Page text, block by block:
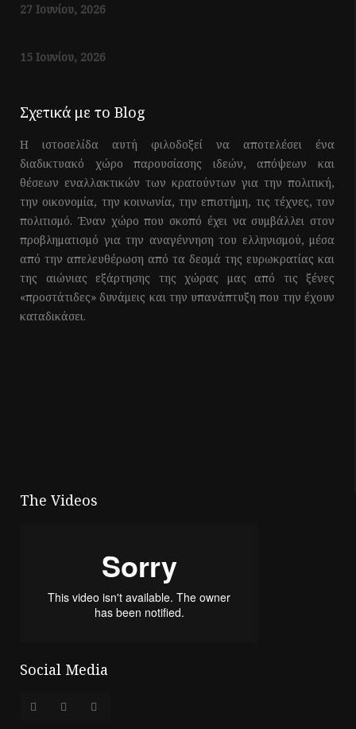
27 Ιουνίου, 2026
15 Ιουνίου, 2026
Σχετικά με το Blog
Η ιστοσελίδα αυτή φιλοδοξεί να αποτελέσει ένα
διαδικτυακό χώρο παρουσίασης ιδεών, απόψεων και
θέσεων εναλλακτικών των κρατούντων για την πολιτική,
την οικονομία, την κοινωνία, την επιστήμη, τις τέχνες, τον
πολιτισμό. Έναν χώρο που σκοπό έχει να συμβάλλει στον
προβληματισμό για την αναγέννηση του ελληνισμού, μέσα
από την απελευθέρωση από τα δεσμά της ευρωκρατίας και
της αιώνιας εξάρτησης της χώρας μας από τις ξένες
«προστάτιδες» δυνάμεις και την υπανάπτυξη που την έχουν
καταδικάσει.
The Videos
Social Media